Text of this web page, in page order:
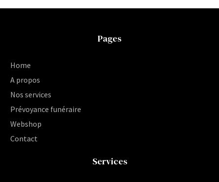
Pages
Home
A propos
Nos services
Prévoyance funéraire
Webshop
Contact
Services